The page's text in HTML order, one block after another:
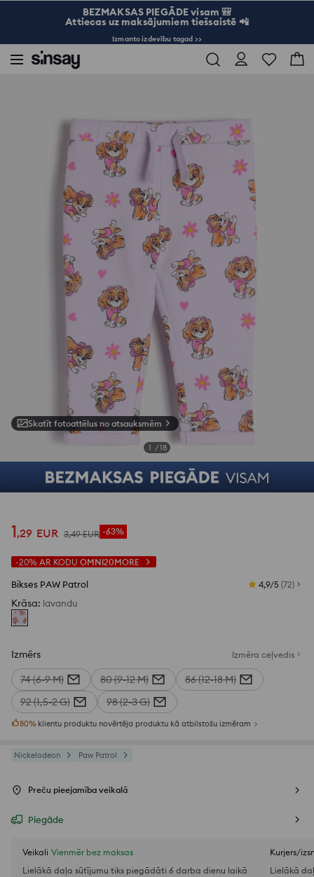
BEZMAKSAS PIEGĀDE visam 🎒
Attiecas uz maksājumiem tiešsaistē 📲
Izmanto izdevību tagad >>
Skatīt fotoattēlus no atsauksmēm
1 /18
1,29 EUR 3,49 EUR -63%
-20% AR KODU OMNI20MORE
Bikses PAW Patrol 4,9/5 (72)
Krāsa: lavandu
Izmērs Izmēra ceļvedis
74 (6-9 M) 80 (9-12 M)
86 (12-18 M)
92 (1,5-2 G)
98 (2-3 G)
80% klientu produktu novērtēja produktu kā atbilstošu izmēram
Nickelodeon Paw Patrol
Preču pieejamība veikalā
Piegāde
Veikali Vienmēr bez maksas
Lielākā daļa sūtījumu tiks piegādāti 6 darba dienu laikā
Kurjers/
Lielākā